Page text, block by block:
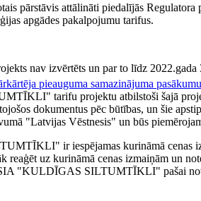
attālināti piedalījās Regulatora
apgādes pakalpojumu tarifus.
nav izvērtēts un par to līdz 2022.gada
pieauguma samazinājuma
tarifu projektu atbilstoši šajā
dokumentus pēc būtības, un šie
"Latvijas Vēstnesis" un būs
ir iespējamas kurināmā cenas
uz kurināmā cenas izmaiņām un
"KULDĪGAS SILTUMTĪKLI" pašai